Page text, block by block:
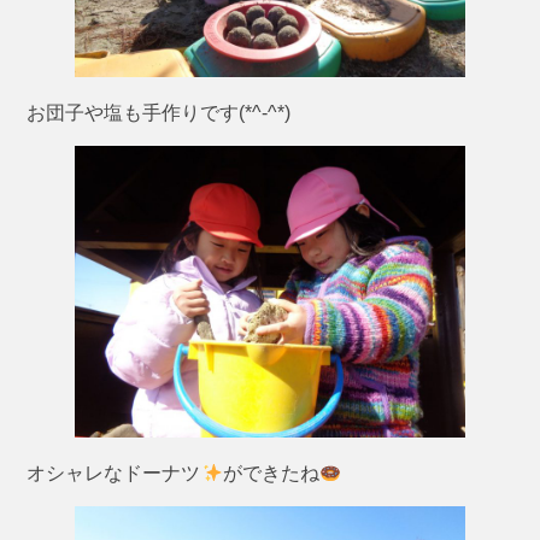
お団子や塩も手作りです(*^-^*)
オシャレなドーナツ ができたね